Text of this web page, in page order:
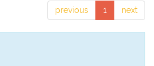
previous 1 next